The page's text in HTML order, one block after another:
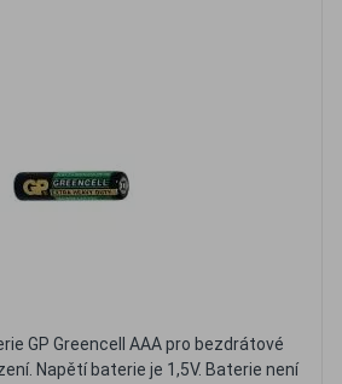
GP Greencell AAA pro bezdrátové
Napětí baterie je 1,5V. Baterie není